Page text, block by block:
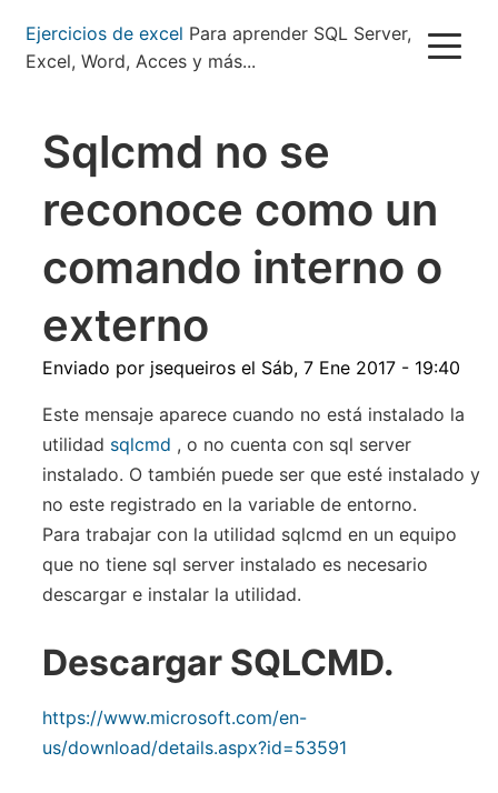
Pasar
contenido
Ejercicios de excel Para aprender SQL Server,
Excel, Word, Acces y más...
Sqlcmd no se
reconoce como un
comando interno o
externo
Enviado por jsequeiros el Sáb, 7 Ene 2017 - 19:40
Este mensaje aparece cuando no está instalado la
utilidad sqlcmd , o no cuenta con sql server
instalado. O también puede ser que esté instalado y
no este registrado en la variable de entorno.
Para trabajar con la utilidad sqlcmd en un equipo
que no tiene sql server instalado es necesario
descargar e instalar la utilidad.
Descargar SQLCMD.
https://www.microsoft.com/en-
us/download/details.aspx?id=53591